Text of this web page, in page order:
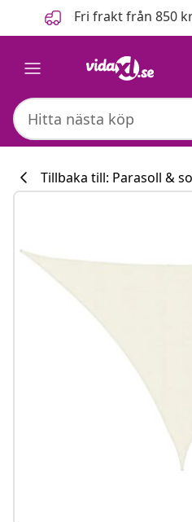
FöregåendeFri frakt från 850
Tillbaka till: Parasoll &